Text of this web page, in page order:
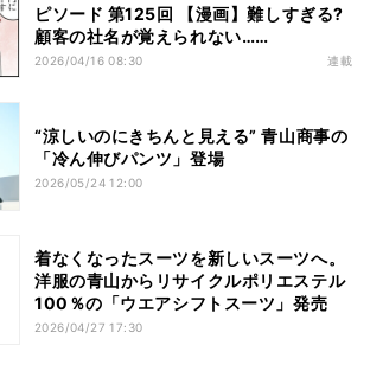
ピソード 第125回 【漫画】難しすぎる?
顧客の社名が覚えられない……
2026/04/16 08:30 連載
“涼しいのにきちんと見える” 青山商事の
「冷ん伸びパンツ」登場
2026/05/24 12:00
着なくなったスーツを新しいスーツへ。
洋服の青山からリサイクルポリエステル
100％の「ウエアシフトスーツ」発売
2026/04/27 17:30